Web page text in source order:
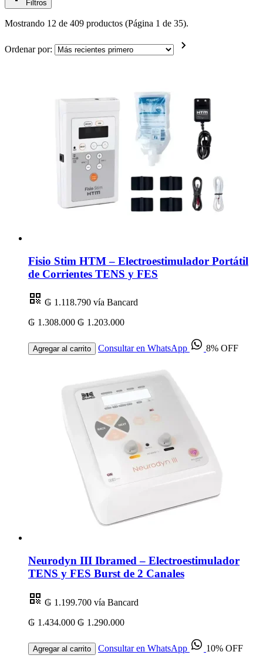
Filtros
Mostrando 12 de 409 productos (Página 1 de 35).
Ordenar por:
Fisio Stim HTM – Electroestimulador Portátil
de Corrientes TENS y FES
₲ 1.118.790 vía Bancard
₲ 1.308.000 ₲ 1.203.000
Agregar al carrito Consultar en WhatsApp 8% OFF
Neurodyn III Ibramed – Electroestimulador
TENS y FES Burst de 2 Canales
₲ 1.199.700 vía Bancard
₲ 1.434.000 ₲ 1.290.000
Agregar al carrito Consultar en WhatsApp 10% OFF